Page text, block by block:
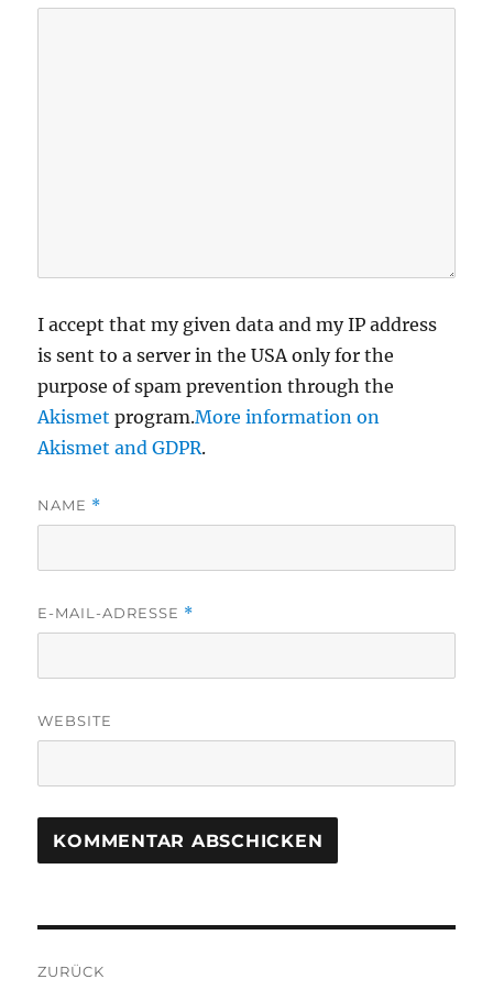
I accept that my given data and my IP address
is sent to a server in the USA only for the
purpose of spam prevention through the
Akismet program.More information on
Akismet and GDPR.
NAME *
E-MAIL-ADRESSE *
WEBSITE
ZURÜCK